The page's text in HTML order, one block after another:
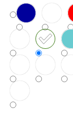
r
u
č
u
j
e
m
e